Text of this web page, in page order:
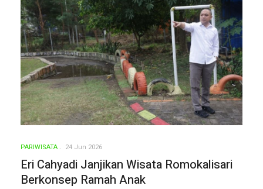
PARIWISATA 24 Jun 2026
Eri Cahyadi Janjikan Wisata Romokalisari
Berkonsep Ramah Anak